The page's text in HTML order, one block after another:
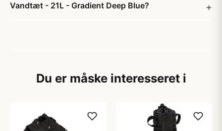
Vandtæt - 21L - Gradient Deep Blue?
Du er måske interesseret i